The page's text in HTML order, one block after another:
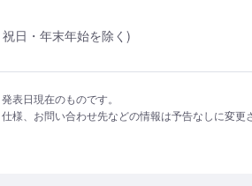
日・年末年始を除く)
表日現在のものです。
様、お問い合わせ先などの情報は予告なしに変更